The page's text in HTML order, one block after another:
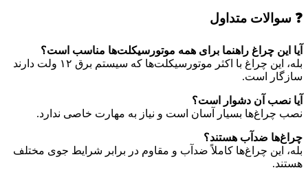
❓ سوالات متداول
آیا این چراغ راهنما برای همه موتورسیکلت‌ها مناسب است؟
بله، این چراغ با اکثر موتورسیکلت‌ها که سیستم برق ۱۲ ولت دارند
سازگار است.
آیا نصب آن دشوار است؟
نصب چراغ‌ها بسیار آسان است و نیاز به مهارت خاصی ندارد.
چراغ‌ها ضدآب هستند؟
بله، این چراغ‌ها کاملاً ضدآب و مقاوم در برابر شرایط جوی مختلف
هستند.